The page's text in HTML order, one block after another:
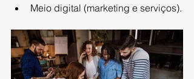
Meio digital (marketing e serviços).